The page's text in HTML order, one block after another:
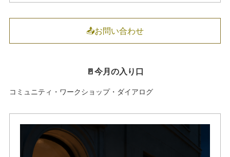
📤お問い合わせ
🚪今月の入り口
コミュニティ・ワークショップ・ダイアログ